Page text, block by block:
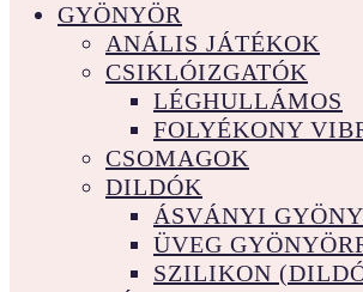
GYÖNYÖR
ANÁLIS JÁTÉKOK
CSIKLÓIZGATÓK
LÉGHULLÁMOS
FOLYÉKONY
CSOMAGOK
DILDÓK
ÁSVÁNYI
ÜVEG
SZILIKON